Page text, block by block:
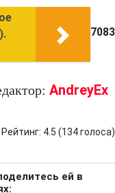
7083
AndreyEx
Рейтинг: 4.5 (134голоса)
ей в